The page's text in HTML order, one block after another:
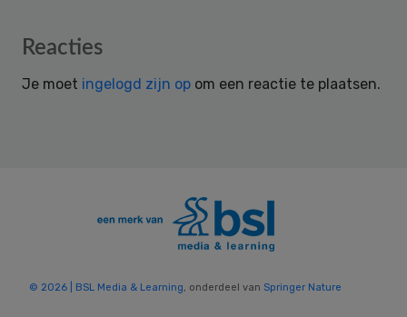
Reader
Reacties
Je moet ingelogd zijn op om een reactie te plaatsen.
© 2026 | BSL Media & Learning, onderdeel van Springer Nature